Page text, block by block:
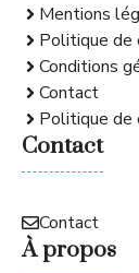
Mentions
Politique de
Conditions
Contact
Politique de
Contact
Contact
À propos